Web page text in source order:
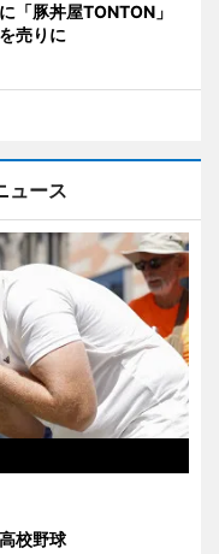
「豚丼屋TONTON」
売りに
ュース
校野球